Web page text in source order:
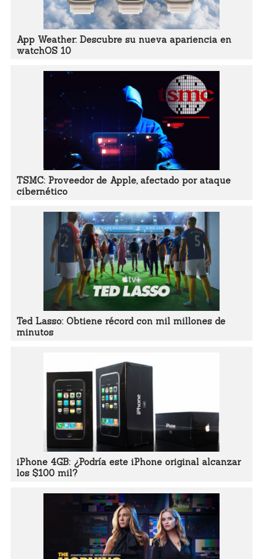
App Weather: Descubre su nueva apariencia en
watchOS 10
TSMC: Proveedor de Apple, afectado por ataque
cibernético
Ted Lasso: Obtiene récord con mil millones de
minutos
iPhone 4GB: ¿Podría este iPhone original alcanzar
los $100 mil?